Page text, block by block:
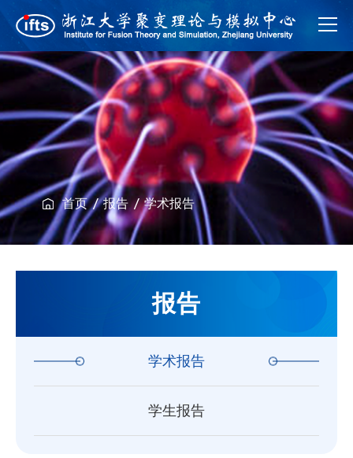
首页 报告 学术报告
报告
学术报告
学生报告